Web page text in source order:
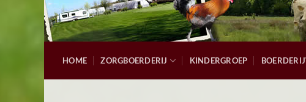
HOME ZORGBOERDERIJ KINDERGROEP